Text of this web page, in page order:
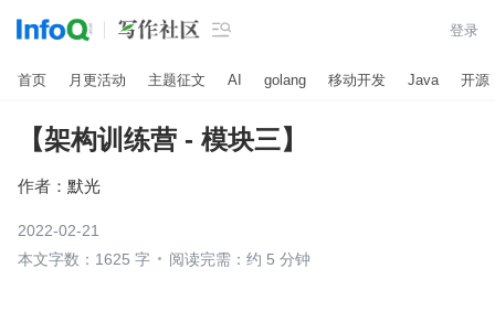
 登录
首页 月更活动 主题征文 AI golang 移动开发 Java 开源
【架构训练营 - 模块三】
作者： 默光
2022-02-21
本文字数：1625 字
阅读完需：约 5 分钟